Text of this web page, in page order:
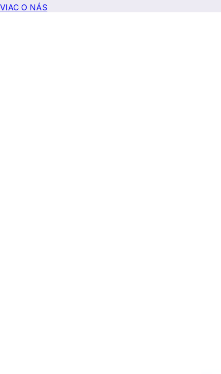
VIAC O NÁS